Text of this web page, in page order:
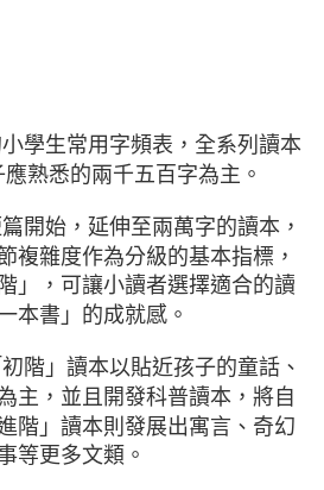
學生常用字頻表，全系列讀本
熟悉的兩千五百字為主。
開始，延伸至兩萬字的讀本，
複雜度作為分級的基本指標，
」，可讓小讀者選擇適合的讀
本書」的成就感。
階」讀本以貼近孩子的童話、
主，並且開發科普讀本，將自
階」讀本則發展出寓言、奇幻
等更多文類。